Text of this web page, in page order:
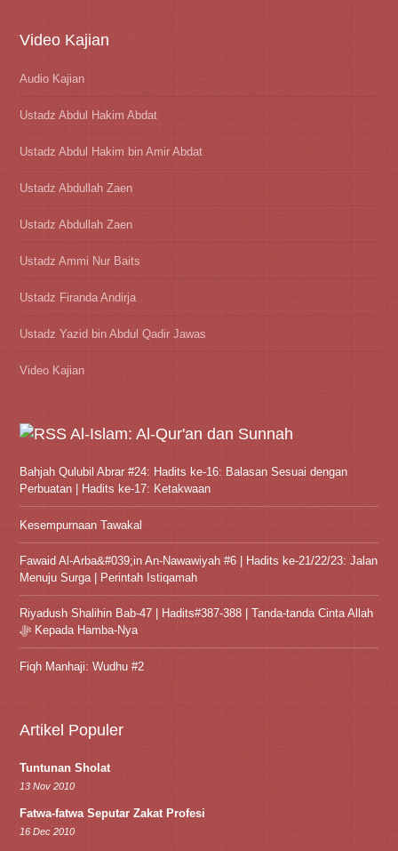
Video Kajian
Audio Kajian
Ustadz Abdul Hakim Abdat
Ustadz Abdul Hakim bin Amir Abdat
Ustadz Abdullah Zaen
Ustadz Abdullah Zaen
Ustadz Ammi Nur Baits
Ustadz Firanda Andirja
Ustadz Yazid bin Abdul Qadir Jawas
Video Kajian
Al-Islam: Al-Qur'an dan Sunnah
Bahjah Qulubil Abrar #24: Hadits ke-16: Balasan Sesuai dengan
Perbuatan | Hadits ke-17: Ketakwaan
Kesempurnaan Tawakal
Fawaid Al-Arba&#039;in An-Nawawiyah #6 | Hadits ke-21/22/23: Jalan
Menuju Surga | Perintah Istiqamah
Riyadush Shalihin Bab-47 | Hadits#387-388 | Tanda-tanda Cinta Allah
ﷻ Kepada Hamba-Nya
Fiqh Manhaji: Wudhu #2
Artikel Populer
Tuntunan Sholat
13 Nov 2010
Fatwa-fatwa Seputar Zakat Profesi
16 Dec 2010